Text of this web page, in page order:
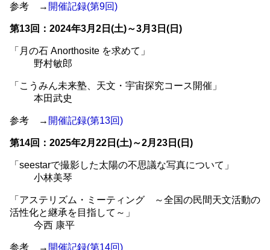
参考 → 開催記録(第9回)
第13回：2024年3月2日(土)～3月3日(日)
「月の石 Anorthosite を求めて」
野村敏郎
「こうみん未来塾、天文・宇宙探究コース開催」
本田武史
参考 → 開催記録(第13回)
第14回：2025年2月22日(土)～2月23日(日)
「seestarで撮影した太陽の不思議な写真について」
小林美琴
「アステリズム・ミーティング ～全国の民間天文活動の
活性化と継承を目指して～」
今西 康平
参考 → 開催記録(第14回)